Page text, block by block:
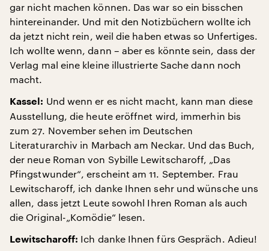
gar nicht machen können. Das war so ein bisschen
hintereinander. Und mit den Notizbüchern wollte ich
da jetzt nicht rein, weil die haben etwas so Unfertiges.
Ich wollte wenn, dann – aber es könnte sein, dass der
Verlag mal eine kleine illustrierte Sache dann noch
macht.
Kassel: Und wenn er es nicht macht, kann man diese
Ausstellung, die heute eröffnet wird, immerhin bis
zum 27. November sehen im Deutschen
Literaturarchiv in Marbach am Neckar. Und das Buch,
der neue Roman von Sybille Lewitscharoff, „Das
Pfingstwunder“, erscheint am 11. September. Frau
Lewitscharoff, ich danke Ihnen sehr und wünsche uns
allen, dass jetzt Leute sowohl Ihren Roman als auch
die Original-„Komödie“ lesen.
Lewitscharoff: Ich danke Ihnen fürs Gespräch. Adieu!